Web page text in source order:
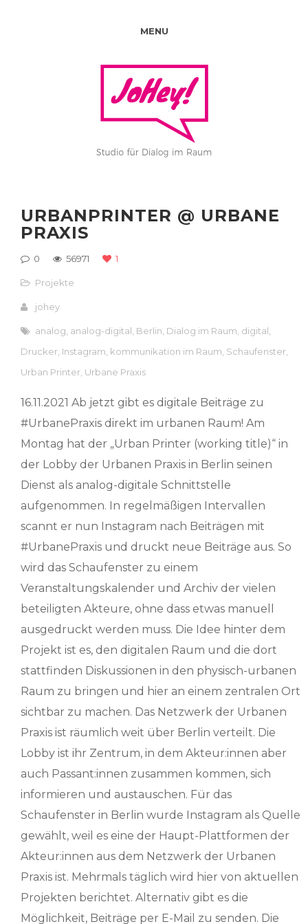
MENU
URBANPRINTER @ URBANE
PRAXIS
0 56971 1
Projekte
johey
analog analog-digital Berlin Dialog im Raum digital
Drucker Instagram kommunikation im Raum Schaufenster
Urban Printer Urbane Praxis
16.11.2021 Ab jetzt gibt es digitale Beiträge zu
#UrbanePraxis direkt im urbanen Raum! Am
Montag hat der „Urban Printer (working title)“ in
der Lobby der Urbanen Praxis in Berlin seinen
Dienst als analog-digitale Schnittstelle
aufgenommen. In regelmäßigen Intervallen
scannt er nun Instagram nach Beiträgen mit
#UrbanePraxis und druckt neue Beiträge aus. So
wird das Schaufenster zu einem
Veranstaltungskalender und Archiv der vielen
beteiligten Akteure, ohne dass etwas manuell
ausgedruckt werden muss. Die Idee hinter dem
Projekt ist es, den digitalen Raum und die dort
stattfinden Diskussionen in den physisch-urbanen
Raum zu bringen und hier an einem zentralen Ort
sichtbar zu machen. Das Netzwerk der Urbanen
Praxis ist räumlich weit über Berlin verteilt. Die
Lobby ist ihr Zentrum, in dem Akteur:innen aber
auch Passant:innen zusammen kommen, sich
informieren und austauschen. Für das
Schaufenster in Berlin wurde Instagram als Quelle
gewählt, weil es eine der Haupt-Plattformen der
Akteur:innen aus dem Netzwerk der Urbanen
Praxis ist. Mehrmals täglich wird hier von aktuellen
Projekten berichtet. Alternativ gibt es die
Möglichkeit, Beiträge per E-Mail zu senden. Die